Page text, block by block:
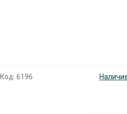
Код: 6196